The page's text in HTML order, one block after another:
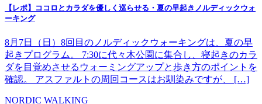
【レポ】ココロとカラダを優しく巡らせる・夏の早起きノルディックウォ
ーキング
8月7日（日）8回目のノルディックウォーキングは、夏の早
起きプログラム。 7:30に代々木公園に集合し、寝起きのカラ
ダを目覚めさせるウォーミングアップと歩き方のポイントを
確認。 アスファルトの周回コースはお馴染みですが、 […]
NORDIC WALKING